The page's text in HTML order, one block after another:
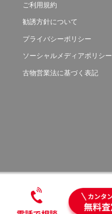
ご利用規約
勧誘方針について
プライバシーポリシー
ソーシャルメディアポリシー
古物営業法に基づく表記